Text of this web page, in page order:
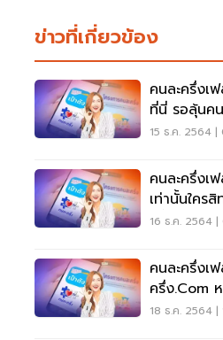
ข่าวที่เกี่ยวข้อง
คนละครึ่งเฟส 3 ใช้ได้ถึง
ที่นี่ รอลุ้นค
ขวัญปีใหม่
15 ธ.ค. 2564
คนละครึ่งเฟส 3 เหลืออี
เท่านั้นใคร
ปีนี้
16 ธ.ค. 2564
คนละครึ่งเ
ครึ่ง.com
เหลือสิทธิรี
18 ธ.ค. 2564 |